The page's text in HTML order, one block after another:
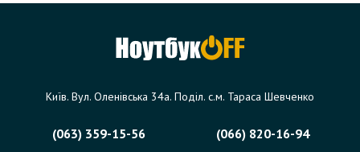
Київ. Вул. Оленівська 34а. Поділ. с.м. Тараса Шевченко
(063) 359-15-56
(066) 820-16-94